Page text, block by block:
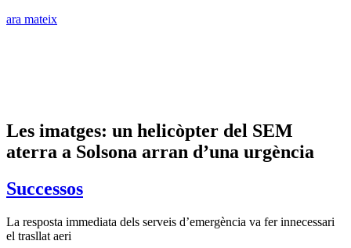
ara mateix
Les imatges: un helicòpter del SEM
aterra a Solsona arran d’una urgència
Successos
La resposta immediata dels serveis d’emergència va fer innecessari
el trasllat aeri